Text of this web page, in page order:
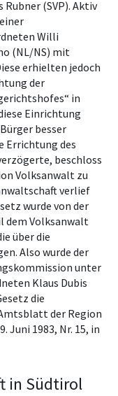
(SVP). Aktiv
Willi
(NL/NS) mit
erhielten jedoch
der
in
Einrichtung
besser
Errichtung des
beschloss
Volksanwalt zu
verlief
wurde von der
dem Volksanwalt
über die
Also wurde der
unter
Klaus Dubis
die
der Region
Juni 1983, Nr. 15, in
in Südtirol